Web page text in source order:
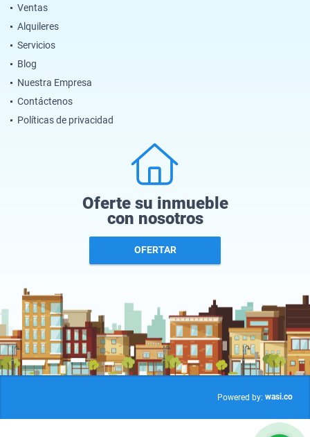
Ventas
Alquileres
Servicios
Blog
Nuestra Empresa
Contáctenos
Políticas de privacidad
Oferte su inmueble
con nosotros
OFERTAR
Powered by: wasi.co